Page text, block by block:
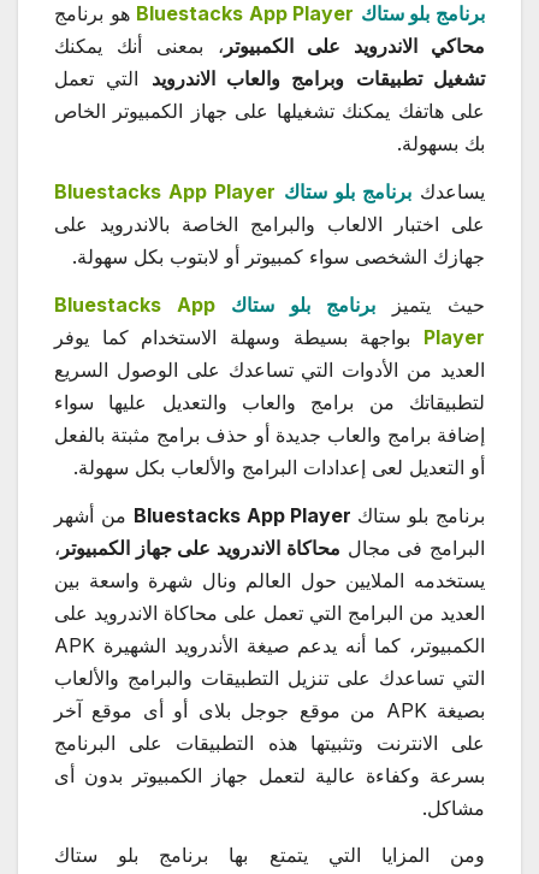
برنامج بلو ستاك Bluestacks App Player هو برنامج
محاكي الاندرويد على الكمبيوتر ، بمعنى أنك يمكنك
تشغيل تطبيقات وبرامج والعاب الاندرويد التي تعمل
على هاتفك يمكنك تشغيلها على جهاز الكمبيوتر الخاص
بك بسهولة.
يساعدك برنامج بلو ستاك Bluestacks App Player
على اختبار الالعاب والبرامج الخاصة بالاندرويد على
جهازك الشخصى سواء كمبيوتر أو لابتوب بكل سهولة.
حيث يتميز برنامج بلو ستاك
Bluestacks App
Player بواجهة بسيطة وسهلة الاستخدام كما يوفر
العديد من الأدوات التي تساعدك على الوصول السريع
لتطبيقاتك من برامج والعاب والتعديل عليها سواء
إضافة برامج والعاب جديدة أو حذف برامج مثبتة بالفعل
أو التعديل لعى إعدادات البرامج والألعاب بكل سهولة.
برنامج بلو ستاك
من أشهر
البرامج فى مجال محاكاة الاندرويد على جهاز الكمبيوتر ،
يستخدمه الملايين حول العالم ونال شهرة واسعة بين
العديد من البرامج التي تعمل على محاكاة الاندرويد على
الكمبيوتر، كما أنه يدعم صيغة الأندرويد الشهيرة APK
التي تساعدك على تنزيل التطبيقات والبرامج والألعاب
بصيغة APK من موقع جوجل بلاى أو أى موقع آخر
على الانترنت وتثبيتها هذه التطبيقات على البرنامج
بسرعة وكفاءة عالية لتعمل جهاز الكمبيوتر بدون أى
مشاكل.
ومن المزايا التي يتمتع بها برنامج بلو ستاك